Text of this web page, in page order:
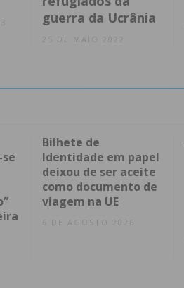
guerra da Ucrânia
25 DE MAIO 2022
Bilhete de
Identidade em papel
deixou de ser aceite
como documento de
viagem na UE
6 DE AGOSTO 2026